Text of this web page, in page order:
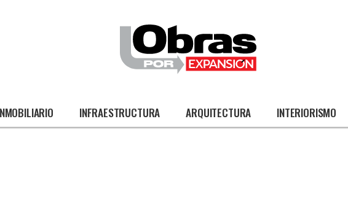
INFRAESTRUCTURA ARQUITECTURA INTERIORISMO